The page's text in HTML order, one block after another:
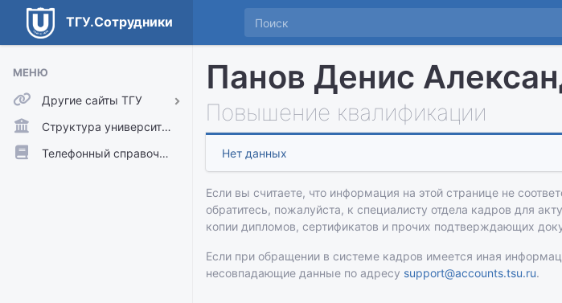
ТГУ.Сотрудники
МЕНЮ
Другие сайты ТГУ
ТГУ.Аккаунты
ТГУ.Расписание
Структура университета
Телефонный справочник
Панов Денис
Повышение квалификации
Нет данных
Если вы считаете, что информация на этой странице не
обратитесь, пожалуйста, к специалисту отдела кадров для
копии дипломов, сертификатов и прочих подтверждающих
Если при обращении в системе кадров имеется иная
несовпадающие данные по адресу support@accounts.tsu.ru.